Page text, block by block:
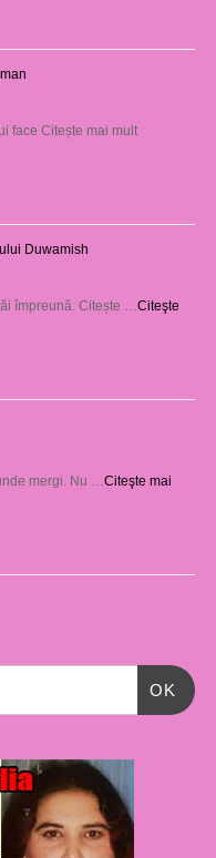
face Citește mai mult
Duwamish
împreună. Citește … Citeşte
mergi. Nu … Citeşte mai
OK